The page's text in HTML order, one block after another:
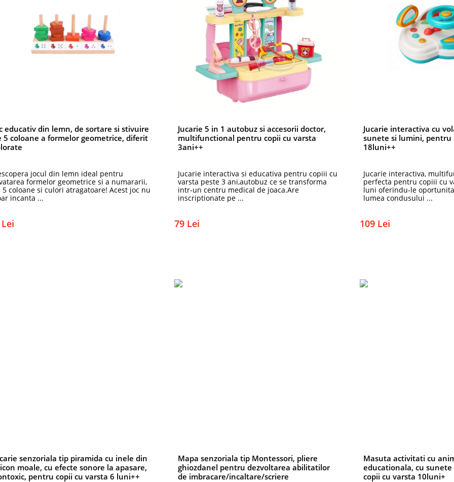
educativ din lemn, de sortare si stivuire
5 coloane a formelor geometrice, diferit
jocul din lemn ideal pentru
formelor geometrice si a numararii,
5 coloane si culori atragatoare! Acest joc nu
incanta ...
Jucarie 5 in 1 autobuz si accesorii doctor,
multifunctional pentru copii cu varsta
3ani++
Jucarie interactiva si educativa pentru copiii cu
varsta peste 3 ani,autobuz ce se transforma
intr-un centru medical de joaca.Are
inscriptionate pe ...
79 Lei
Jucarie interactiva cu
sunete si lumini, pentru
18luni++
Jucarie interactiva,
perfecta pentru copiii cu
luni oferindu-le
lumea condusului ...
109 Lei
senzoriala tip piramida cu inele din
moale, cu efecte sonore la apasare,
pentru copii cu varsta 6 luni++
Mapa senzoriala tip Montessori, pliere
ghiozdanel pentru dezvoltarea abilitatilor
de imbracare/incaltare/scriere
Masuta activitati cu
educationala, cu
copii cu varsta 10luni+